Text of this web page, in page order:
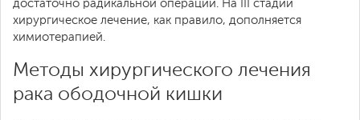
достаточно радикальной операции. На III стадии
хирургическое лечение, как правило, дополняется
химиотерапией.
Методы хирургического лечения
рака ободочной кишки